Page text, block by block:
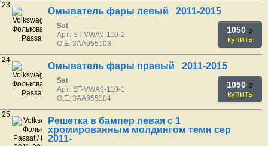
23
Омыватель фары левый 2011-2015
Sat
Арт: ST-VWA9-110-2
O.E: 3AA955103
1050 p
купить
24
Омыватель фары правый 2011-2015
Sat
Арт: ST-VWA9-110-1
O.E: 3AA955104
1050 p
купить
25
Решетка в бампер левая с 1
хромированным молдингом темн сер
2011-